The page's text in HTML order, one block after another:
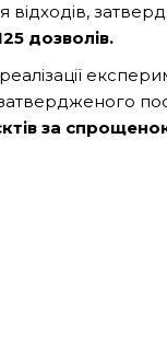
дозволів.
за